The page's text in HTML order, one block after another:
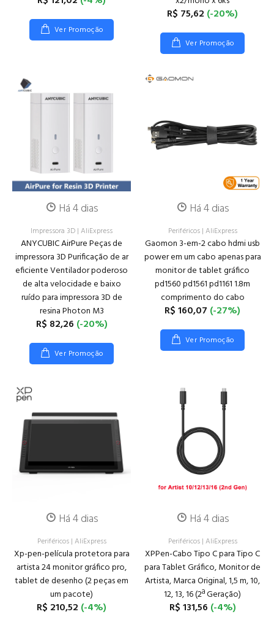
Ver Promoção
R$ 75,62 (-20%)
Ver Promoção
Há 4 dias
Impressora 3D | AliExpress
ANYCUBIC AirPure Peças de
impressora 3D Purificação de ar
eficiente Ventilador poderoso
de alta velocidade e baixo
ruído para impressora 3D de
resina Photon M3
R$ 82,26 (-20%)
Ver Promoção
Há 4 dias
Periféricos| AliExpress
Gaomon 3-em-2 cabo hdmi usb
power em um cabo apenas para
monitor de tablet gráfico
pd1560 pd1561 pd1161 1.8m
comprimento do cabo
R$ 160,07 (-27%)
Ver Promoção
Há 4 dias
Periféricos| AliExpress
Xp-pen-película protetora para
artista 24 monitor gráfico pro,
tablet de desenho (2 peças em
um pacote)
R$ 210,52 (-4%)
Há 4 dias
Periféricos| AliExpress
XPPen-Cabo Tipo C para Tipo C
para Tablet Gráfico, Monitor de
Artista, Marca Original, 1,5 m, 10,
12, 13, 16 (2ª Geração)
R$ 131,56 (-4%)